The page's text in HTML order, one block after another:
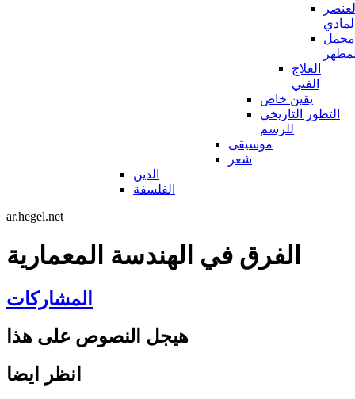
مجمل
العلاج
الفني
يقين خاص
التطور التاريخي
للرسم
موسيقى
شعر
الدين
الفلسفة
ar.hegel.net
الفرق في الهندسة المعمارية
المشاركات
هيجل النصوص على هذا
انظر ايضا